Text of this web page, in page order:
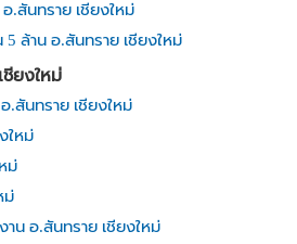
อ.สันทราย เชียงใหม่
5 ล้าน อ.สันทราย เชียงใหม่
ยงใหม่
.สันทราย เชียงใหม่
ใหม่
ม่
ม่
น อ.สันทราย เชียงใหม่